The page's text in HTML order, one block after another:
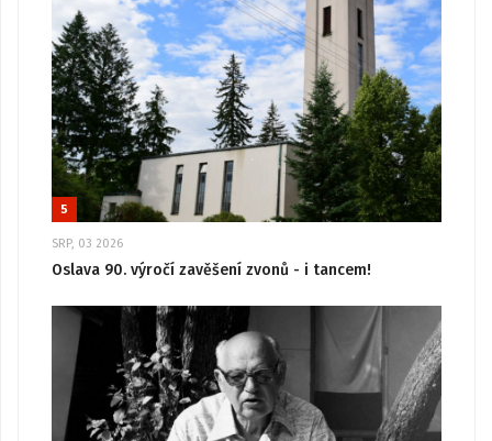
5
SRP, 03 2026
Oslava 90. výročí zavěšení zvonů - i tancem!